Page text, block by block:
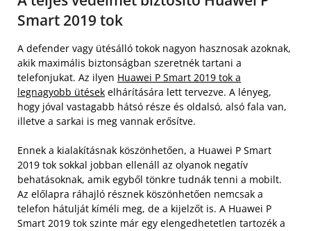
Smart 2019 tok
A defender vagy ütésálló tokok nagyon hasznosak azoknak,
akik maximális biztonságban szeretnék tartani a
telefonjukat. Az ilyen Huawei P Smart 2019 tok a
legnagyobb ütések elhárítására lett tervezve. A lényeg,
hogy jóval vastagabb hátsó része és oldalsó, alsó fala van,
illetve a sarkai is meg vannak erősítve.
Ennek a kialakításnak köszönhetően, a Huawei P Smart
2019 tok sokkal jobban ellenáll az olyanok negatív
behatásoknak, amik egyből tönkre tudnák tenni a mobilt.
Az előlapra ráhajló résznek köszönhetően nemcsak a
telefon hátulját kíméli meg, de a kijelzőt is. A Huawei P
Smart 2019 tok szinte már egy elengedhetetlen tartozék a